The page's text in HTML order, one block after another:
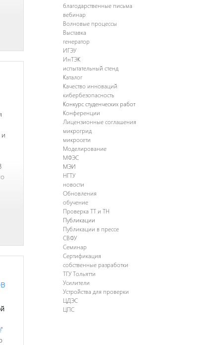
"
благодарственные письма
вебинар
Волновые процессы
Выставка
генератор
ИГЭУ
ИнТЭК
испытательный стенд
Каталог
Качество инноваций
кибербезопасность
Конкурс студенческих работ
Конференции
Лицензионные соглашения
микрогрид
микросети
Моделирование
МФЭС
МЭИ
НГТУ
новости
Обновления
обучение
Проверка ТТ и ТН
Публикации
Публикации в прессе
СВФУ
Семинар
Сертификация
собственные разработки
ТГУ Тольятти
Усилители
Устройства для проверки
ЦДЭС
ЦПС